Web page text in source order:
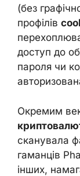
(без
профілів
доступ до
пароля чи
Окремим
сканувала
гаманців
інших,